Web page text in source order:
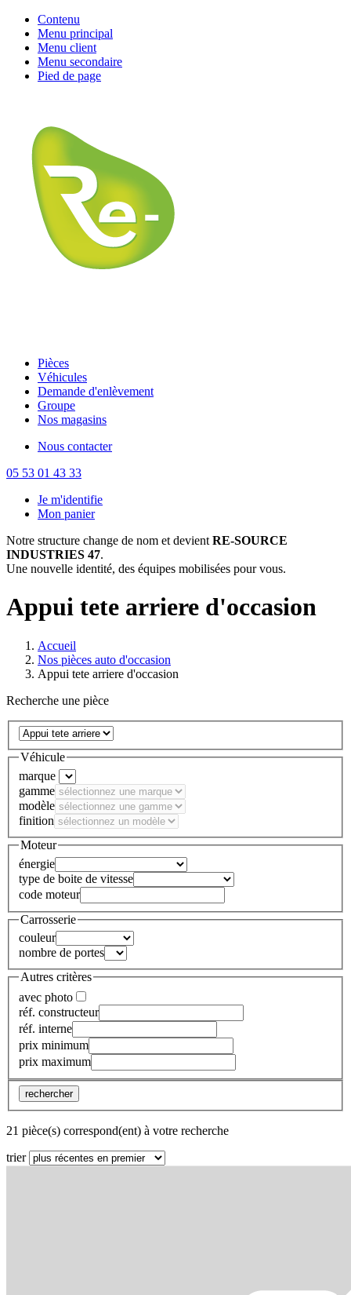
Contenu
Menu principal
Menu client
Menu secondaire
Pied de page
Pièces
Véhicules
Demande d'enlèvement
Groupe
Nos magasins
Nous contacter
05 53 01 43 33
Je m'identifie
Mon panier
Notre structure change de nom et devient RE-SOURCE
INDUSTRIES 47.
Une nouvelle identité, des équipes mobilisées pour vous.
Appui tete arriere d'occasion
Accueil
Nos pièces auto d'occasion
Appui tete arriere d'occasion
Recherche une pièce
Véhicule
marque
gamme
modèle
finition
Moteur
énergie
type de boite de vitesse
code moteur
Carrosserie
couleur
nombre de portes
Autres critères
avec photo
réf. constructeur
réf. interne
prix minimum
prix maximum
rechercher
21 pièce(s) correspond(ent) à votre recherche
trier